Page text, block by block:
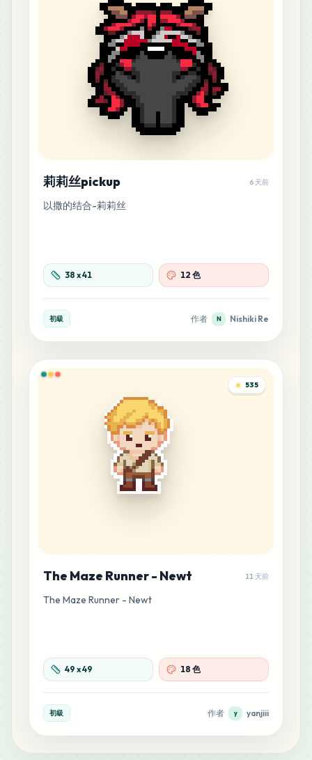
莉莉丝pickup 6 天前
以撒的结合-莉莉丝
38 x41 12 色
初級 作者 N Nishiki Re
535
The Maze Runner - Newt 11 天前
The Maze Runner - Newt
49 x49 18 色
初級 作者 y yanjiii